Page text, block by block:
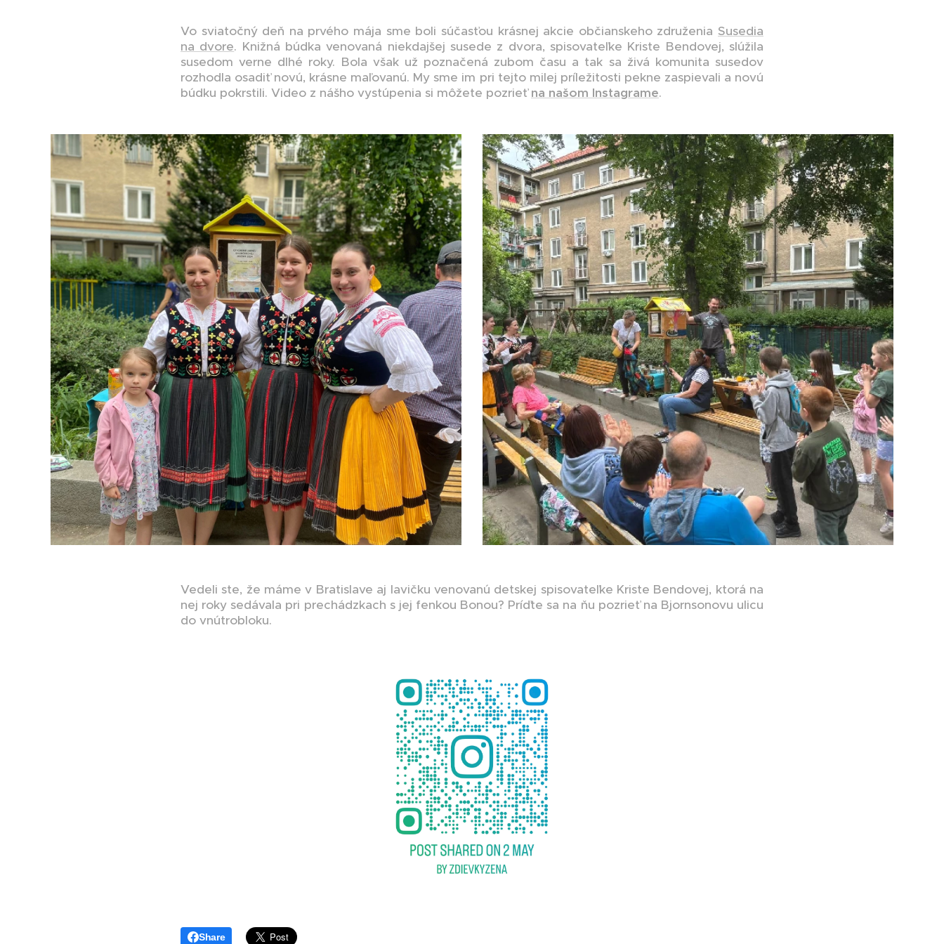
Vo sviatočný deň na prvého mája sme boli súčasťou krásnej akcie občianskeho združenia Susedia
na dvore. Knižná búdka venovaná niekdajšej susede z dvora, spisovateľke Kriste Bendovej, slúžila
susedom verne dlhé roky. Bola však už poznačená zubom času a tak sa živá komunita susedov
rozhodla osadiť novú, krásne maľovanú. My sme im pri tejto milej príležitosti pekne zaspievali a novú
búdku pokrstili. Video z nášho vystúpenia si môžete pozrieťna našom Instagrame.
Vedeli ste, že máme v Bratislave aj lavičku venovanú detskej spisovateľke Kriste Bendovej, ktorá na
nej roky sedávala pri prechádzkach s jej fenkou Bonou? Príďte sa na ňu pozrieť na Bjornsonovu ulicu
do vnútrobloku.
Share